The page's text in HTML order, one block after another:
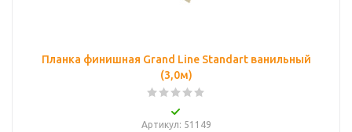
Планка финишная Grand Line Standart ванильный
(3,0м)
Артикул: 51149